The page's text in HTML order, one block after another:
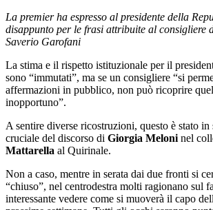
La premier ha espresso al presidente della
disappunto per le frasi attribuite al consigliere
Saverio Garofani
La stima e il rispetto istituzionale per il
sono “immutati”, ma se un consigliere “si
affermazioni in pubblico, non può ricoprire
inopportuno”.
A sentire diverse ricostruzioni, questo è stato in
cruciale del discorso di Giorgia Meloni nel
Mattarella al Quirinale.
Non a caso, mentre in serata dai due fronti si
“chiuso”, nel centrodestra molti ragionano sul
interessante vedere come si muoverà il capo